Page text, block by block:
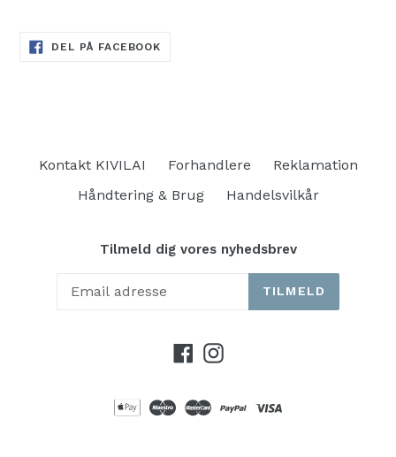
DEL PÅ FACEBOOK
Kontakt KIVILAI Forhandlere
Reklamation
Håndtering & Brug
Handelsvilkår
Tilmeld dig vores nyhedsbrev
TILMELD
Facebook
Instagram